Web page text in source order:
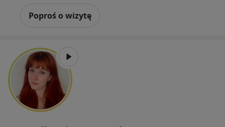
Poproś o wizytę